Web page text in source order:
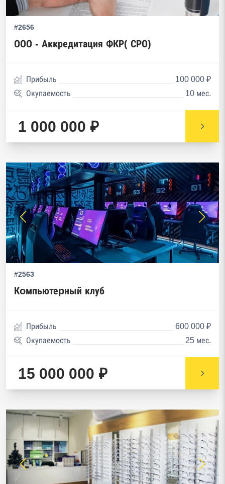
#2656
ООО - Аккредитация ФКР( СРО)
Прибыль
100 000 ₽
Окупаемость
10 мес.
1 000 000 ₽
#2563
Кoмпьютеpный клуб
Прибыль
600 000 ₽
Окупаемость
25 мес.
15 000 000 ₽